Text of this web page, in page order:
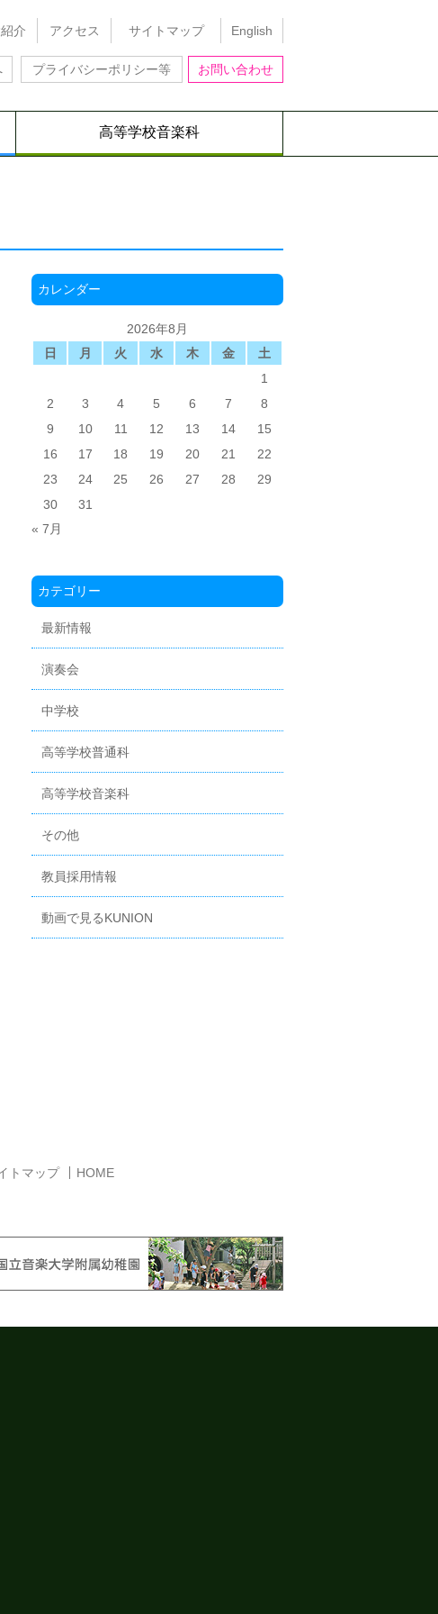
介 アクセス サイトマップ English
プライバシーポリシー等 お問い合わせ
高等学校音楽科
カレンダー
2026年8月
日
月 火 水 木 金
土
1
2
3 4 5 6 7
8
9
10 11 12 13 14
15
16
17 18 19 20 21
22
23
24 25 26 27 28
29
30
31
« 7月
カテゴリー
最新情報
演奏会
中学校
高等学校普通科
高等学校音楽科
その他
教員採用情報
動画で見るKUNION
トマップ HOME